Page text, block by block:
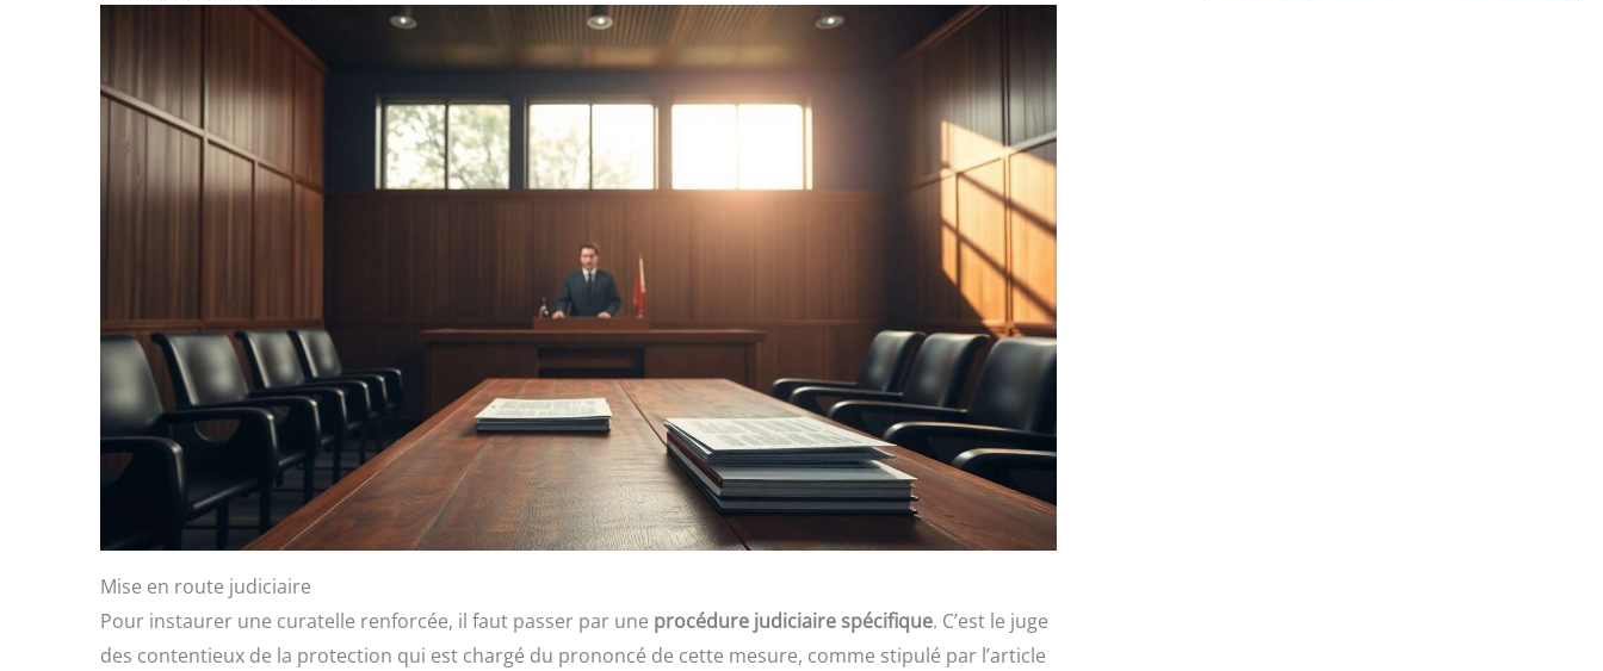
Mise en route judiciaire
Pour instaurer une curatelle renforcée, il faut passer par une procédure judiciaire spécifique. C’est le juge
des contentieux de la protection qui est chargé du prononcé de cette mesure, comme stipulé par l’article